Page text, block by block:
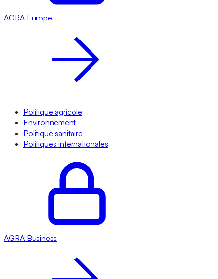
AGRA Europe
Politique agricole
Environnement
Politique sanitaire
Politiques internationales
AGRA Business